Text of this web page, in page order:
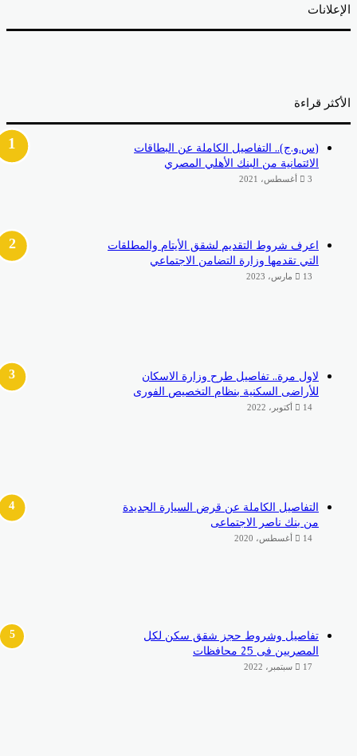
قراءة
(س.و.ج).. التفاصيل الكاملة عن البطاقات
الائتمانية من البنك الأهلي المصري
اعرف شروط التقديم لشقق الأيتام والمطلقات
التي تقدمها وزارة التضامن الاجتماعي
لاول مرة.. تفاصيل طرح وزارة الاسكان
للأراضى السكنية بنظام التخصيص الفورى
التفاصيل الكاملة عن قرض السيارة الجديدة
من بنك ناصر الاجتماعى
تفاصيل وشروط حجز شقق سكن لكل
المصريين فى 25 محافظات